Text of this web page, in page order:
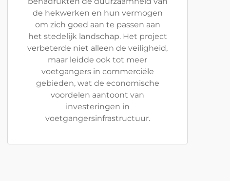
de hekwerken en hun vermogen
om zich goed aan te passen aan
het stedelijk landschap. Het project
verbeterde niet alleen de veiligheid,
maar leidde ook tot meer
voetgangers in commerciële
gebieden, wat de economische
voordelen aantoont van
investeringen in
voetgangersinfrastructuur.